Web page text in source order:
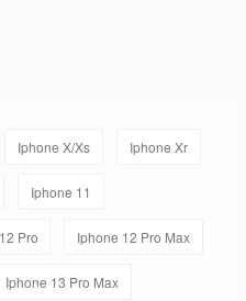
Iphone X/Xs Iphone Xr
Iphone 11
Pro Iphone 12 Pro Max
Iphone 13 Pro Max